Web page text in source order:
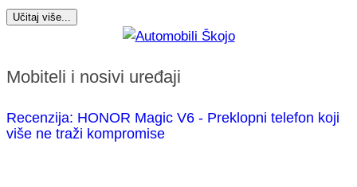
Učitaj više...
Mobiteli i nosivi uređaji
Recenzija: HONOR Magic V6 - Preklopni telefon koji
više ne traži kompromise